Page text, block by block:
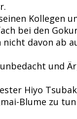
Kollegen
bei den
davon ab
und
Hiyo
Blume zu